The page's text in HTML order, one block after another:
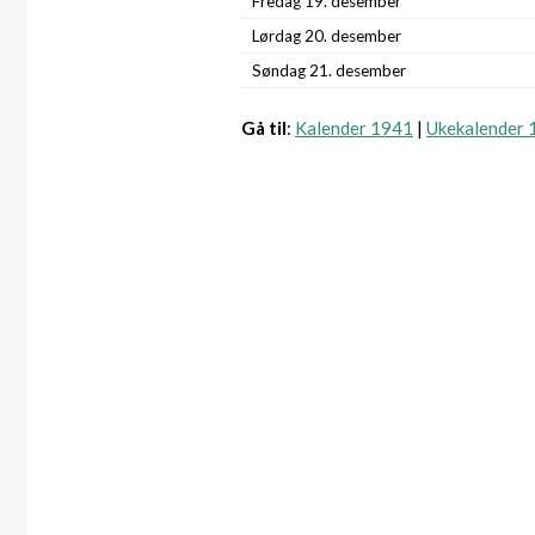
Lørdag 20. desember
Søndag 21. desember
Gå til: Kalender 1941 | Ukekalender